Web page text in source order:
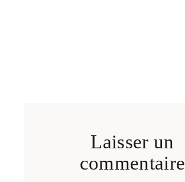
Laisser un
commentaire